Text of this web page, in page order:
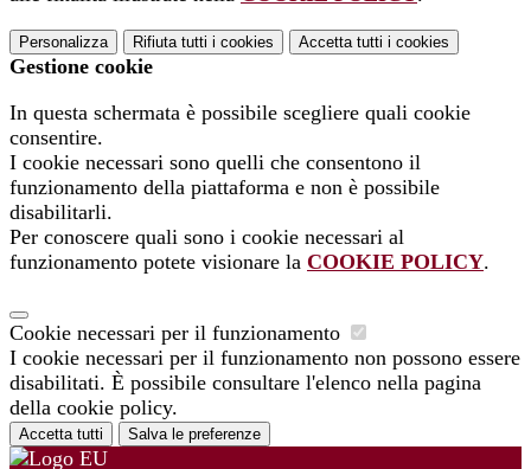
Personalizza Rifiuta tutti i cookies Accetta tutti i cookies
Gestione cookie
In questa schermata è possibile scegliere quali cookie
consentire.
I cookie necessari sono quelli che consentono il
funzionamento della piattaforma e non è possibile
disabilitarli.
Per conoscere quali sono i cookie necessari al
funzionamento potete visionare la COOKIE POLICY.
Cookie necessari per il funzionamento
I cookie necessari per il funzionamento non possono essere
disabilitati. È possibile consultare l'elenco nella pagina
della cookie policy.
Accetta tutti Salva le preferenze